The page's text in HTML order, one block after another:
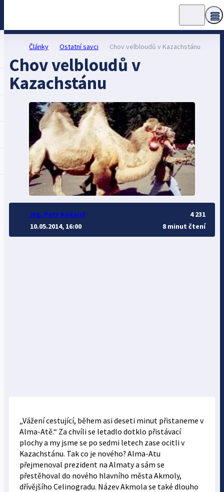
Články Ostatní savci Chov velbloudů v Kazachstánu
Chov velbloudů v
Kazachstánu
Ing. Petr Kokaisl
10.05.2014, 16:00
4 231
8 minut čtení
„Vážení cestující, během asi deseti minut přistaneme v
Alma-Atě.“ Za chvíli se letadlo dotklo přistávací
plochy a my jsme se po sedmi letech zase ocitli v
Kazachstánu. Tak co je nového? Alma-Atu
přejmenoval prezident na Almaty a sám se
přestěhoval do nového hlavního města Akmoly,
dřívějšího Celinogradu. Název Akmola se také dlouho